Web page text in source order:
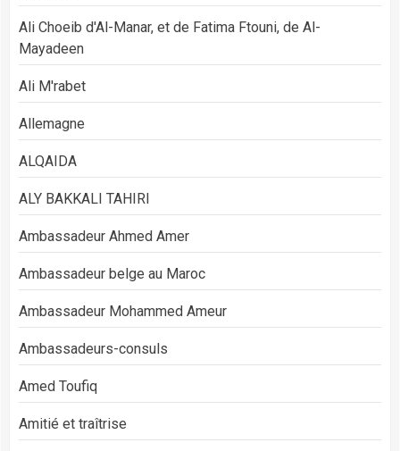
Ali Choeib d'Al-Manar, et de Fatima Ftouni, de Al-
Mayadeen
Ali M'rabet
Allemagne
ALQAIDA
ALY BAKKALI TAHIRI
Ambassadeur Ahmed Amer
Ambassadeur belge au Maroc
Ambassadeur Mohammed Ameur
Ambassadeurs-consuls
Amed Toufiq
Amitié et traîtrise